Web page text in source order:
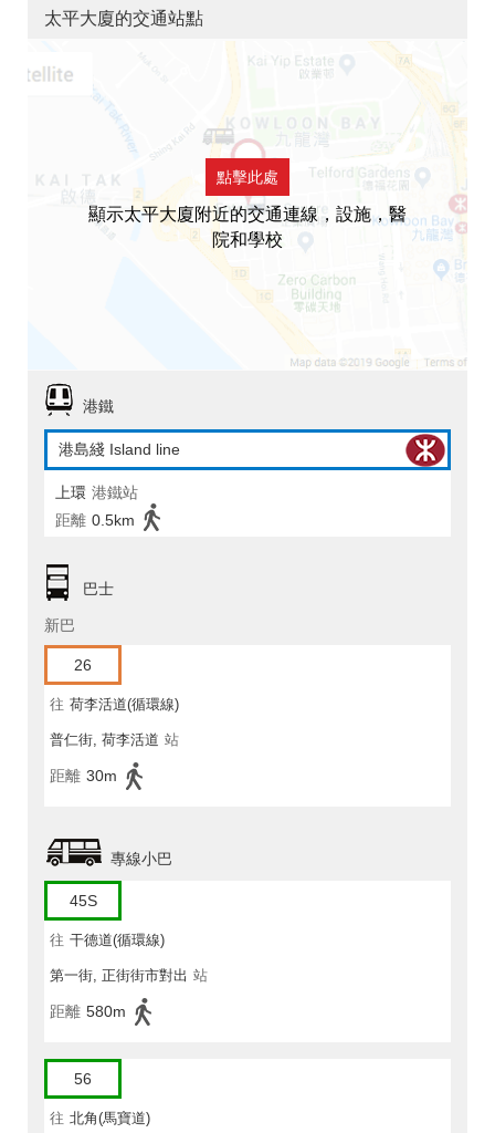
太平大廈的交通站點
點擊此處
顯示太平大廈附近的交通連線，設施，醫
院和學校
港鐵
港島綫 Island line
上環 港鐵站
距離 0.5km
巴士
新巴
26
往 荷李活道(循環線)
普仁街, 荷李活道 站
距離 30m
專線小巴
45S
往 干德道(循環線)
第一街, 正街街市對出 站
距離 580m
56
往 北角(馬寶道)